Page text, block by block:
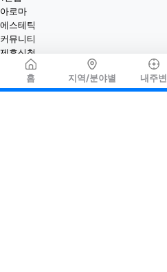
홈 지역/분야별 내주변
아로마
에스테틱
커뮤니티
제휴신청